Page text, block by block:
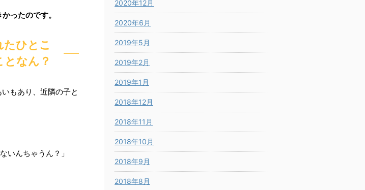
ったのです。
たひとこ
なん？
もあり、近隣の子と
いんちゃうん？」
2020年12月
2020年6月
2019年5月
2019年2月
2019年1月
2018年12月
2018年11月
2018年10月
2018年9月
2018年8月